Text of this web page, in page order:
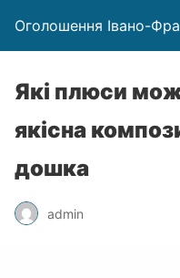
Оголошення Івано-
Які плюси
якісна
дошка
admin